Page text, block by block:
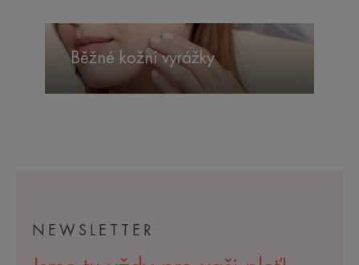
Běžné
kožní
vyrážky
Běžné kožní vyrážky
NEWSLETTER